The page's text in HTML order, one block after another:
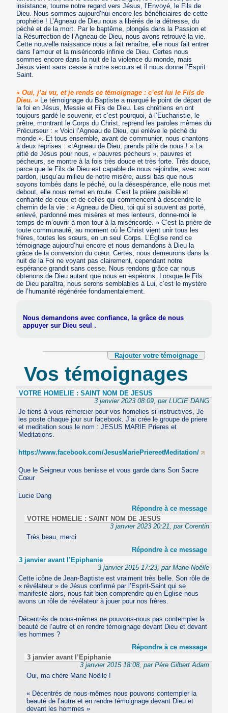
insistance, tourne notre regard vers Jésus, l’Envoyé, le Fils de
Dieu. Nous sommes aujourd’hui encore les bénéficiaires de cette
prophétie ! L’Agneau de Dieu nous a libérés de la détresse, du
péché et de la mort. Par le baptême, plongés dans la Passion et
la Résurrection de l’Agneau de Dieu, nous avons retrouvé la vie.
Cette nouvelle naissance nous a fait renaître, elle nous fait entrer
dans l’amour et la miséricorde infinie de Dieu. Certes nous
sommes encore dans la nuit de la violence du monde, mais
Jésus vient sans cesse à notre secours et il nous donne l’Esprit
Saint.
« Oui, j’ai vu, et je rends ce témoignage : c’est lui le Fils de
Dieu. » Le témoignage du Baptiste a marqué le point de départ de
la foi en Jésus, Messie et Fils de Dieu. Les chrétiens en ont
toujours gardé le souvenir, et c’est pourquoi, à l’Eucharistie, le
prêtre, montrant le Corps du Christ, reprend les paroles mêmes du
Précurseur : « Voici l’Agneau de Dieu, qui enlève le péché du
monde ». Et tous ensemble, avant de communier, nous chantons
à deux reprises : « Agneau de Dieu, prends pitié de nous ! » La
pitié de Jésus pour nous, « pauvres pécheurs », pauvres et
pécheurs, se montre à la fois très douce et très forte. Très douce,
parce que le Fils de Dieu est capable de nous rejoindre, avec son
pardon, jusqu’au milieu de notre misère, aussi bas que nous
soyons tombés dans le péché, ou la désespérance, elle nous met
debout, elle nous remet en route. C’est la prière paisible et
confiante de ceux et de celles qui commencent à descendre le
chemin de la vie : « Agneau de Dieu, toi qui si souvent as porté,
enlevé, pardonné mes misères et mes lenteurs, donne-moi le
temps de m’ouvrir à mon tour à la miséricorde. » C’est la prière de
toute communauté, au moment où le Christ vient unir tous les
frères, toutes les sœurs, en un seul Corps. L’Église rend ce
témoignage aujourd’hui encore et nous demandons à Dieu la
grâce de la conversion du cœur. Certes, nous demeurons dans la
nuit de la Foi ne voyant pas clairement, cependant notre
espérance grandit sans cesse. Nous rendons grâce car nous
obtenons de Dieu autant que nous en espérons. Lorsque le Fils
de Dieu paraîtra, nous serons semblables à Lui, c’est le mystère
de l’humanité régénérée fondamentalement.
Nous demandons avec confiance, la grâce de nous
appuyer sur Dieu seul .
Rajouter votre témoignage
Vos témoignages
VOTRE HOMELIE : SAINT NOM DE JESUS
3 janvier 2023 08:09, par LUCIE DANG
Je tiens à vous remercier pour vos homelies si instructives, Je
les poste chaque jour sur facebook. J’ai crée le groupe de priere
et meditation sous le nom : JESUS MARIE Prieres et
Meditations.
https://www.facebook.com/JesusMariePriereetMeditation/
Que le Seigneur vous benisse et vous garde dans Son Sacre
Cœur
Lucie Dang
Répondre à ce message
VOTRE HOMELIE : SAINT NOM DE JESUS
3 janvier 2023 20:21, par Corentin
Très beau, merci
Répondre à ce message
3 janvier avant l’Epiphanie
3 janvier 2015 17:23, par Marie-Noëlle
Cette icône de Jean-Baptiste est vraiment très belle. Son rôle de
« révélateur » de Jésus confirmé par l’Esprit-Saint qui se
manifeste alors, nous fait bien comprendre qu’en Eglise nous
avons un rôle de révélateur à jouer pour nos frères.
Décentrés de nous-mêmes ne pouvons-nous pas contempler la
beauté de l’autre et en rendre témoignage devant Dieu et devant
les hommes ?
Répondre à ce message
3 janvier avant l’Epiphanie
3 janvier 2015 18:08, par Père Gilbert Adam
Oui, ma chère Marie Noëlle !
« Décentrés de nous-mêmes nous pouvons contempler la
beauté de l’autre et en rendre témoignage devant Dieu et
devant les hommes »